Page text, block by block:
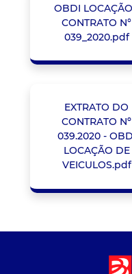
OBDI
CONTRATO N°
039_2020.pdf
EXTRATO DO
CONTRATO Nº
039.2020 -
LOCAÇÃO DE
VEICULOS.pdf